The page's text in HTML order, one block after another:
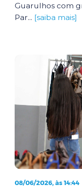
Guarulhos com
Par... [saiba mais]
08/06/2026, às 14:44